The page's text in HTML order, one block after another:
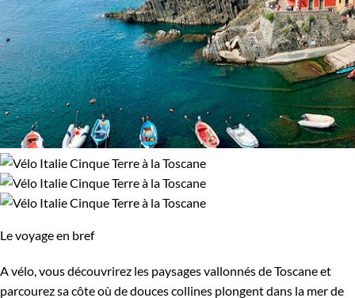
Le voyage en bref
A vélo, vous découvrirez les paysages vallonnés de Toscane et
parcourez sa côte où de douces collines plongent dans la mer de